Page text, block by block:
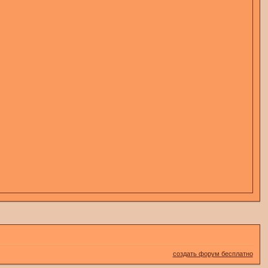
создать форум бесплатно